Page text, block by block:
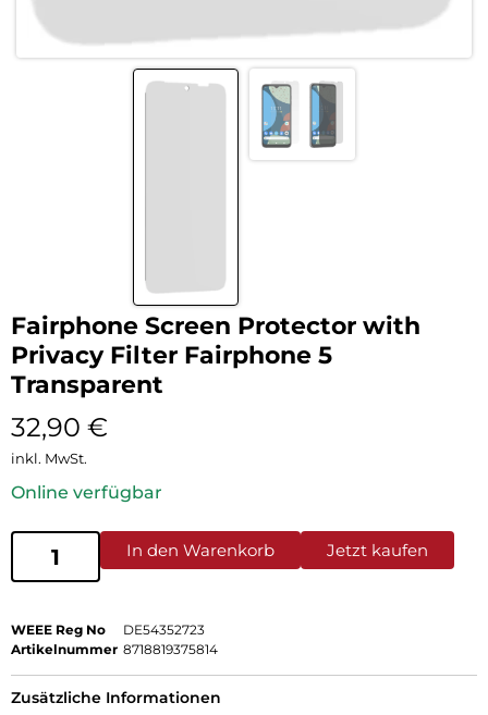
Fairphone Screen Protector with
Privacy Filter Fairphone 5
Transparent
32,90 €
inkl. MwSt.
Online verfügbar
In den Warenkorb Jetzt kaufen
WEEE Reg No
DE54352723
Artikelnummer 8718819375814
Zusätzliche Informationen